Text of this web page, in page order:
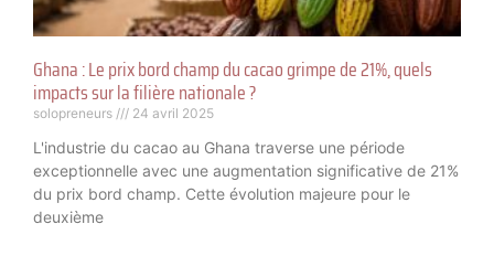
Ghana : Le prix bord champ du cacao grimpe de 21%, quels
impacts sur la filière nationale ?
solopreneurs 24 avril 2025
L'industrie du cacao au Ghana traverse une période
exceptionnelle avec une augmentation significative de 21%
du prix bord champ. Cette évolution majeure pour le
deuxième